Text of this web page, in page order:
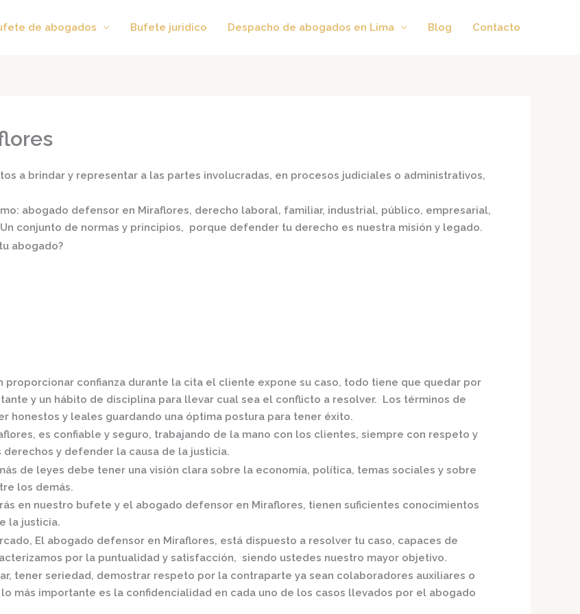
de abogados Bufete juridico Despacho de abogados en Lima Blog Contacto
a brindar y representar a las partes involucradas, en procesos judiciales o administrativos,
abogado defensor en Miraflores, derecho laboral, familiar, industrial, público, empresarial,
conjunto de normas y principios, porque defender tu derecho es nuestra misión y legado.
abogado?
proporcionar confianza durante la cita el cliente expone su caso, todo tiene que quedar por
y un hábito de disciplina para llevar cual sea el conflicto a resolver. Los términos de
honestos y leales guardando una óptima postura para tener éxito.
es confiable y seguro, trabajando de la mano con los clientes, siempre con respeto y
y defender la causa de la justicia.
de leyes debe tener una visión clara sobre la economía, política, temas sociales y sobre
los demás.
en nuestro bufete y el abogado defensor en Miraflores, tienen suficientes conocimientos
la justicia.
, El abogado defensor en Miraflores, está dispuesto a resolver tu caso, capaces de
por la puntualidad y satisfacción, siendo ustedes nuestro mayor objetivo.
tener seriedad, demostrar respeto por la contraparte ya sean colaboradores auxiliares o
más importante es la confidencialidad en cada uno de los casos llevados por el abogado